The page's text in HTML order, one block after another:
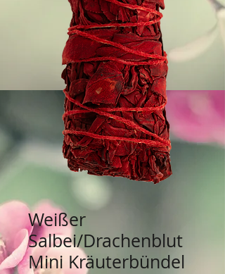
Weißer
Salbei/Drachenblut
Mini Kräuterbündel